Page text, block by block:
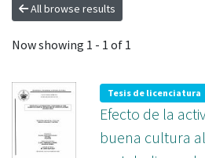
All browse results
Now showing 1 - 1 of 1
Tesis de licenciatura
Efecto de la
buena cultura